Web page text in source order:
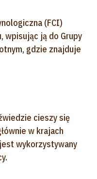
(FCI)
wpisując ją do Grupy
gdzie znajduje
cieszy się
w krajach
wykorzystywany